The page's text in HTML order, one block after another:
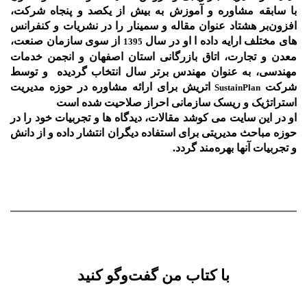
با سابقه مشاوره و آموزش به بیش از یکصد و پنجاه شرکت،
افزون‌بر هشتاد عنوان مقاله و سمینار را در نشریات و کنفرانس
های مختلف ارایه داده ا او در سال 1395
از سوی سازمان صنعت،
معدن و تجارت، اتاق بازرگانی استان اصفهان و انجمن خدمات
مهندسی، به عنوان مهندس برتر سال انتخاب گردیده و توسط
شرکت SustainPlanاتریش برای ارائه مشاوره در حوزه مدیریت
استراتژیک و ریسک سازمانی احراز صلاحیت شده است
او در این سایت می کوشد مقالات، دیدگاه ها و تجربیات خود را در
حوزه مباحث مدیریتی برای استفاده دیگران انتشار داده و از دانش
و تجربیات آنها بهره‌مند گردد.
با کتاب من گفت‌‌وگو کنید